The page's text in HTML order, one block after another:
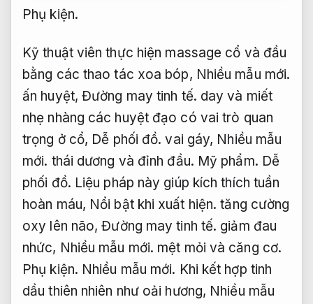
Phụ kiện.
Kỹ thuật viên thực hiện massage cổ và đầu
bằng các thao tác xoa bóp, Nhiều mẫu mới.
ấn huyệt, Đường may tinh tế. day và miết
nhẹ nhàng các huyệt đạo có vai trò quan
trọng ở cổ, Dễ phối đồ. vai gáy, Nhiều mẫu
mới. thái dương và đỉnh đầu. Mỹ phẩm. Dễ
phối đồ. Liệu pháp này giúp kích thích tuần
hoàn máu, Nổi bật khi xuất hiện. tăng cường
oxy lên não,Đường may tinh tế. giảm đau
nhức, Nhiều mẫu mới. mệt mỏi và căng cơ.
Phụ kiện. Nhiều mẫu mới. Khi kết hợp tinh
dầu thiên nhiên như oải hương, Nhiều mẫu